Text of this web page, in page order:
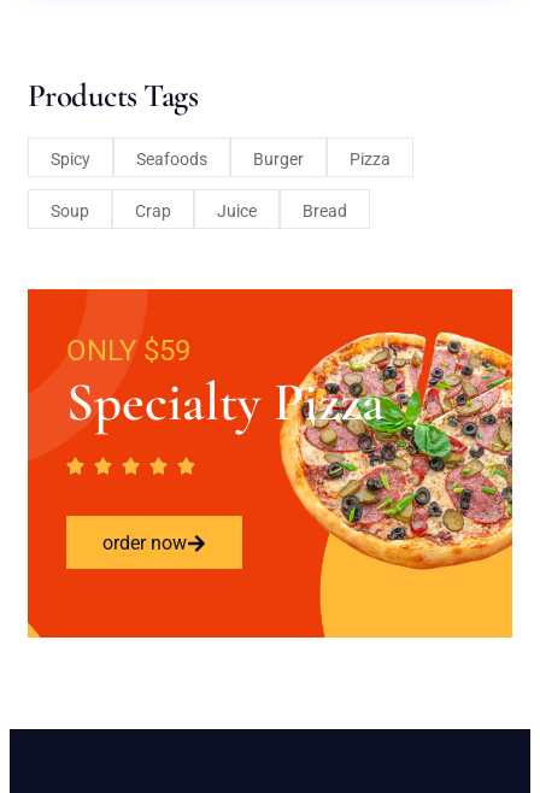
Products Tags
Spicy Seafoods Burger Pizza
Soup Crap Juice Bread
ONLY $59
Specialty Pizza
order now